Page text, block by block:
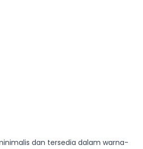
dan tersedia dalam warna-